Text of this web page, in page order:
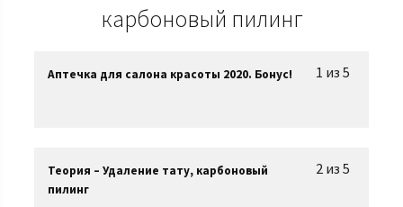
карбоновый пилинг
1 из 5
Аптечка для салона красоты 2020. Бонус!
2 из 5
Теория – Удаление тату, карбоновый
пилинг